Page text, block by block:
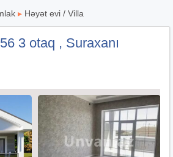
▸ Həyət evi / Villa
3 otaq , Suraxanı